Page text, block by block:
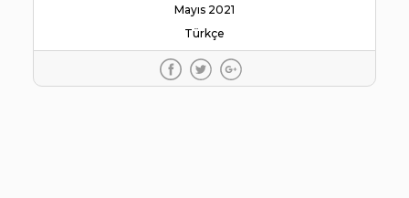
Mayıs 2021
Türkçe